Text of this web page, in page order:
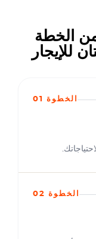
الخطة
للإيجار
الخطوة 01
الخطوة 02